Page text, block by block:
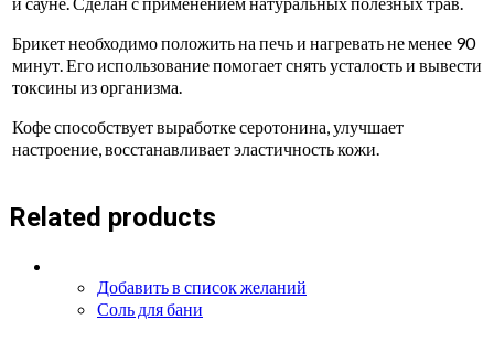
Брикет необходимо положить на печь и нагревать не менее 90
минут. Его использование помогает снять усталость и вывести
токсины из организма.
Кофе способствует выработке серотонина, улучшает
настроение, восстанавливает эластичность кожи.
Related products
Добавить в список желаний
Соль для бани